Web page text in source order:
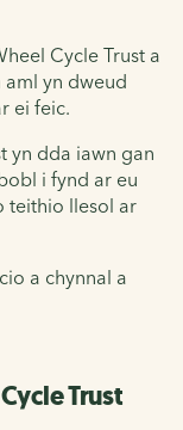
Cycle Trust a
yn dweud
ei feic.
yn dda iawn gan
i fynd ar eu
teithio llesol ar
a chynnal a
Trust